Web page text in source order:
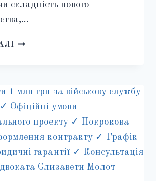
складність нового
НОВІ
МОБІЛІЗАЦІЇ
З
ГРУДНЯ
2024
РОКУ:
ЩО